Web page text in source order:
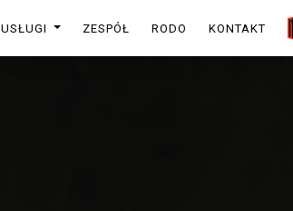
USŁUGI ZESPÓŁ RODO KONTAKT